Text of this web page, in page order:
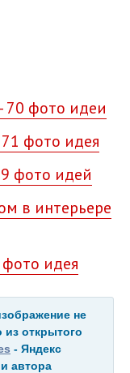
фото идеи
фото идея
фото идей
в интерьере
идея
не
из открытого
- Яндекс
автора